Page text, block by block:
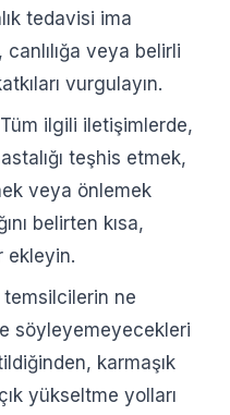
tedavisi ima
veya belirli
vurgulayın.
Tüm ilgili iletişimlerde,
teşhis etmek,
veya önlemek
belirten kısa,
ekleyin.
temsilcilerin ne
söyleyemeyecekleri
karmaşık
yükseltme yolları